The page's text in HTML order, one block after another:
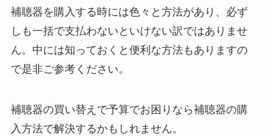
補聴器を購入する時には色々と方法があり、必ず
しも一括で支払わないといけない訳ではありませ
ん。中には知っておくと便利な方法もありますの
で是非ご参考ください。
補聴器の買い替えで予算でお困りなら補聴器の購
入方法で解決するかもしれません。